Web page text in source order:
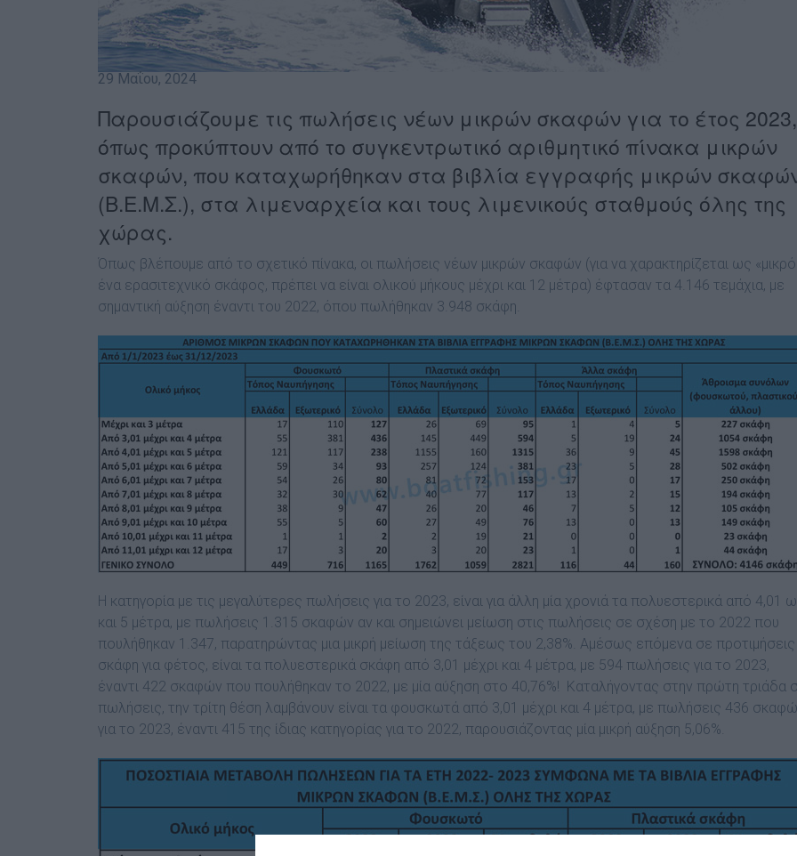
29 Μαΐου, 2024
Παρουσιάζουμε τις πωλήσεις νέων μικρών σκαφών για το έτος 2023,
όπως προκύπτουν από το συγκεντρωτικό αριθμητικό πίνακα μικρών
σκαφών, που καταχωρήθηκαν στα βιβλία εγγραφής μικρών
(Β.Ε.Μ.Σ.), στα λιμεναρχεία και τους λιμενικούς σταθμούς όλης της
χώρας.
Όπως βλέπουμε από το σχετικό πίνακα, οι πωλήσεις νέων μικρών σκαφών (για να χαρακτηρίζεται ως
ένα ερασιτεχνικό σκάφος, πρέπει να είναι ολικού μήκους μέχρι και 12 μέτρα) έφτασαν τα 4.146 τεμάχια, με
σημαντική αύξηση έναντι του 2022, όπου πωλήθηκαν 3.948 σκάφη.
Η κατηγορία με τις μεγαλύτερες πωλήσεις για το 2023, είναι για άλλη μία χρονιά τα πολυεστερικά από 4,01
και 5 μέτρα, με πωλήσεις 1.315 σκαφών αν και σημειώνει μείωση στις πωλήσεις σε σχέση με το 2022 που
πουλήθηκαν 1.347, παρατηρώντας μια μικρή μείωση της τάξεως του 2,38%. Αμέσως επόμενα σε προτιμήσεις
σκάφη για φέτος, είναι τα πολυεστερικά σκάφη από 3,01 μέχρι και 4 μέτρα, με 594 πωλήσεις για το 2023,
έναντι 422 σκαφών που πουλήθηκαν το 2022, με μία αύξηση στο 40,76%! Καταλήγοντας στην πρώτη τριάδα
πωλήσεις, την τρίτη θέση λαμβάνουν είναι τα φουσκωτά από 3,01 μέχρι και 4 μέτρα, με πωλήσεις 436
για το 2023, έναντι 415 της ίδιας κατηγορίας για το 2022, παρουσιάζοντας μία μικρή αύξηση 5,06%.